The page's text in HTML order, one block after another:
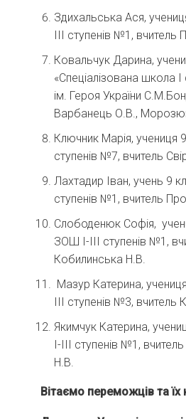
Здихальська Ася,
ІІІ ступенів №1, вчитель
Ковальчук Дарина,
«Спеціалізована школа І
ім. Героя України
Варбанець О.В.,
Ключник Марія, учениця
ступенів №7, вчитель
Лахтадир Іван, учень 9
ступенів №1, вчитель
Слободенюк Софія,
ЗОШ І-ІІІ ступенів №1,
Кобилинська Н.В.
Мазур Катерина,
ІІІ ступенів №3,
Якимчук Катерина,
І-ІІІ ступенів №1,
Н.В.
Вітаємо переможців та їх